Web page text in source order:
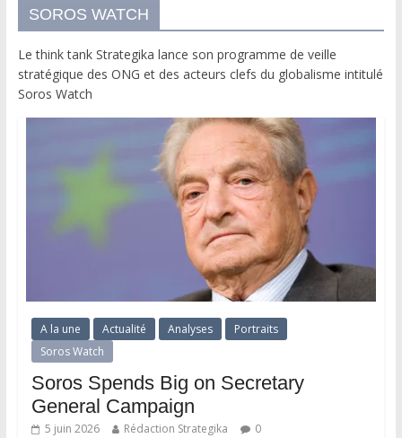
SOROS WATCH
Le think tank Strategika lance son programme de veille
stratégique des ONG et des acteurs clefs du globalisme intitulé
Soros Watch
A la une Actualité Analyses
Portraits
Soros Watch
Soros Spends Big on Secretary
General Campaign
5 juin 2026 Rédaction Strategika 0